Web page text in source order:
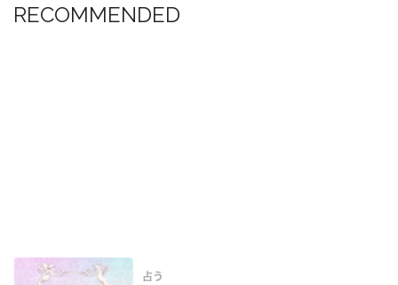
RECOMMENDED
占う